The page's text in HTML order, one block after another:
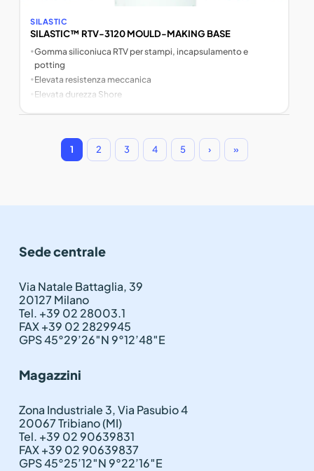
SILASTIC
SILASTIC™ RTV-3120 MOULD-MAKING BASE
•Gomma siliconiuca RTV per stampi, incapsulamento e
potting
•Elevata resistenza meccanica
Elevata durezza Shore
1 2 3 4 5 › »
Sede centrale
Via Natale Battaglia, 39
20127 Milano
Tel. +39 02 28003.1
FAX +39 02 2829945
GPS 45°29’26″N 9°12’48″E
Magazzini
Zona Industriale 3, Via Pasubio 4
20067 Tribiano (MI)
Tel. +39 02 90639831
FAX +39 02 90639837
GPS 45°25’12″N 9°22’16″E